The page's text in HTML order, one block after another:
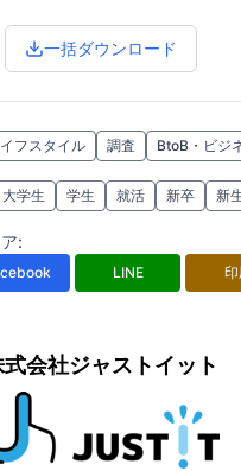
一括ダウンロード
フスタイル 調査 BtoB・ビジ
大学生 学生 就活 新卒 新
:
LINE
式会社ジャストイット